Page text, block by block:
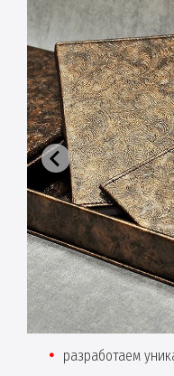
разработаем